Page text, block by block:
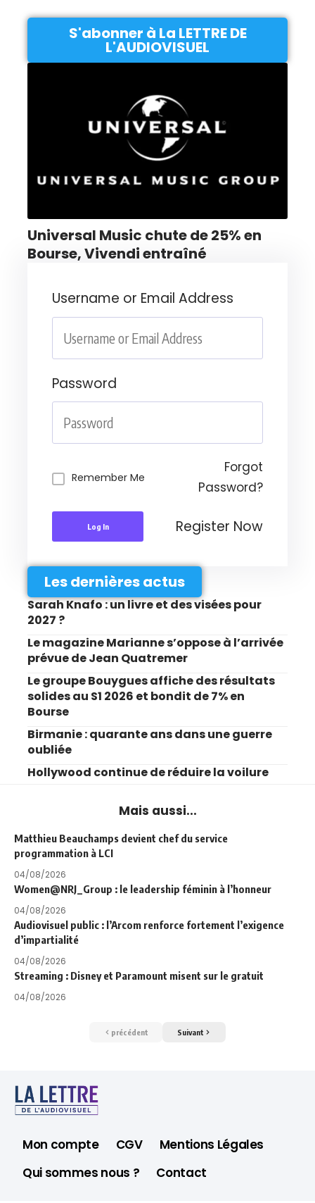
S'abonner à La LETTRE DE
L'AUDIOVISUEL
Universal Music chute de 25% en
Bourse, Vivendi entraîné
Username or Email Address
Password
Remember Me
Forgot
Password?
Log In Register Now
Les dernières actus
Sarah Knafo : un livre et des visées pour
2027 ?
Le magazine Marianne s’oppose à l’arrivée
prévue de Jean Quatremer
Le groupe Bouygues affiche des résultats
solides au S1 2026 et bondit de 7% en
Bourse
Birmanie : quarante ans dans une guerre
oubliée
Hollywood continue de réduire la voilure
Mais aussi...
Matthieu Beauchamps devient chef du service
programmation à LCI
04/08/2026
Women@NRJ_Group : le leadership féminin à l’honneur
04/08/2026
Audiovisuel public : l’Arcom renforce fortement l’exigence
d’impartialité
04/08/2026
Streaming : Disney et Paramount misent sur le gratuit
04/08/2026
précédent Suivant
Mon compte CGV
Mentions Légales
Qui sommes nous ?
Contact